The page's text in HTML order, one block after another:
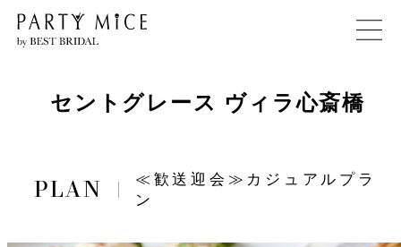
セントグレース ヴィラ心斎橋
≪歓送迎会≫カジュアルプラ
ン